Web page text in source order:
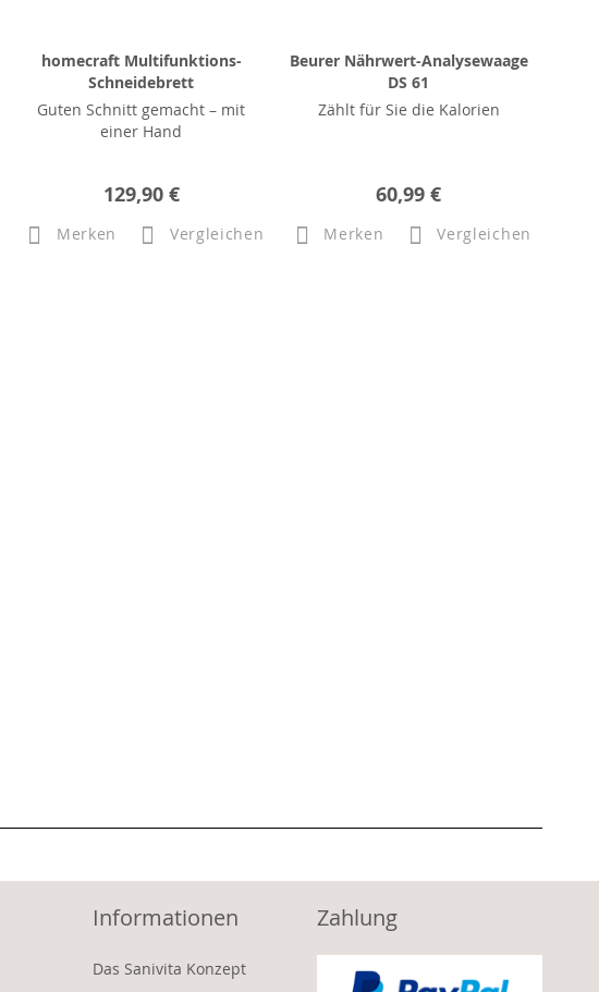
homecraft Multifunktions-
Schneidebrett
Guten Schnitt gemacht – mit
einer Hand
129,90 €
Merken Vergleichen
Beurer Nährwert-Analysewaage
DS 61
Zählt für Sie die Kalorien
60,99 €
Merken Vergleichen
Informationen
Das Sanivita Konzept
Zahlung